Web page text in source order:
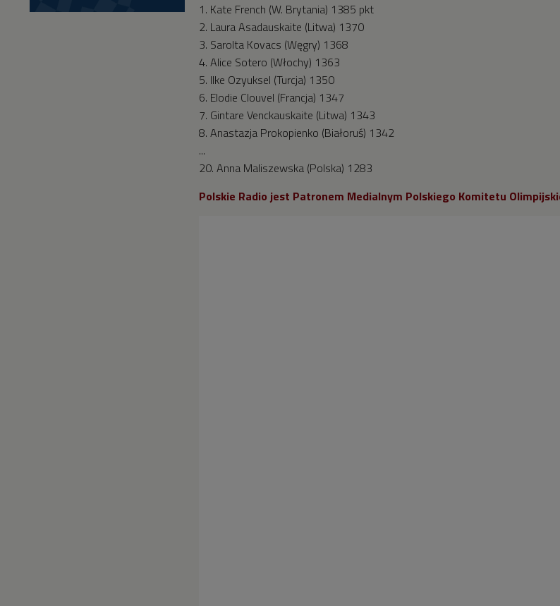
1. Kate French (W. Brytania) 1385 pkt
2. Laura Asadauskaite (Litwa) 1370
3. Sarolta Kovacs (Węgry) 1368
4. Alice Sotero (Włochy) 1363
5. Ilke Ozyuksel (Turcja) 1350
6. Elodie Clouvel (Francja) 1347
7. Gintare Venckauskaite (Litwa) 1343
8. Anastazja Prokopienko (Białoruś) 1342
...
20. Anna Maliszewska (Polska) 1283
Polskie Radio jest Patronem Medialnym Polskiego Komitetu